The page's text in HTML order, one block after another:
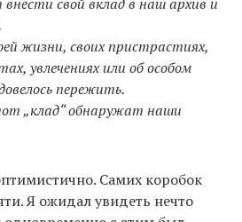
жизни, своих пристрастиях,
увлечениях или об особом
пережить.
„клад“ обнаружат наши
Самих коробок
Я ожидал увидеть нечто